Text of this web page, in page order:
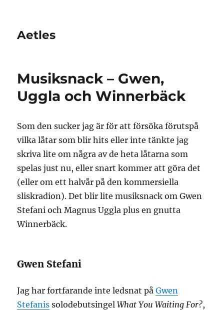
Aetles
Musiksnack – Gwen,
Uggla och Winnerbäck
Som den sucker jag är för att försöka förutspå
vilka låtar som blir hits eller inte tänkte jag
skriva lite om några av de heta låtarna som
spelas just nu, eller snart kommer att göra det
(eller om ett halvår på den kommersiella
sliskradion). Det blir lite musiksnack om Gwen
Stefani och Magnus Uggla plus en gnutta
Winnerbäck.
Gwen Stefani
Jag har fortfarande inte ledsnat påGwen
Stefanis solodebutsingelWhat You Waiting For?,